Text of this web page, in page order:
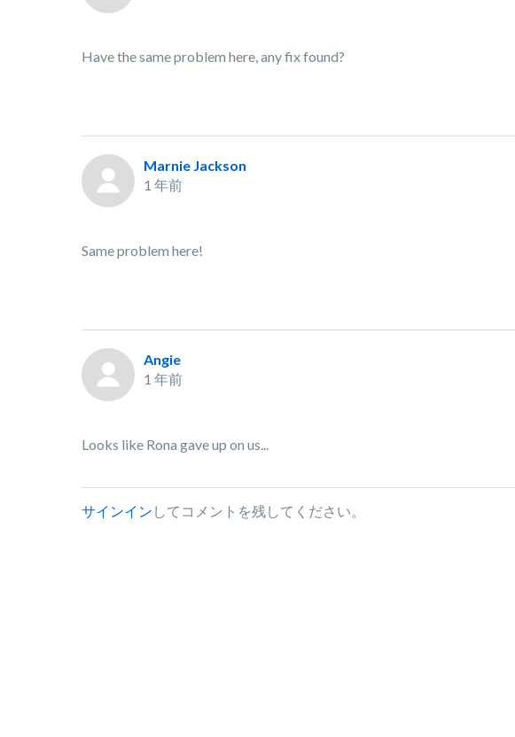
Have the same problem here, any fix found?
Marnie Jackson
1 年前
Same problem here!
Angie
1 年前
Looks like Rona gave up on us...
サインイン してコメントを残してください。